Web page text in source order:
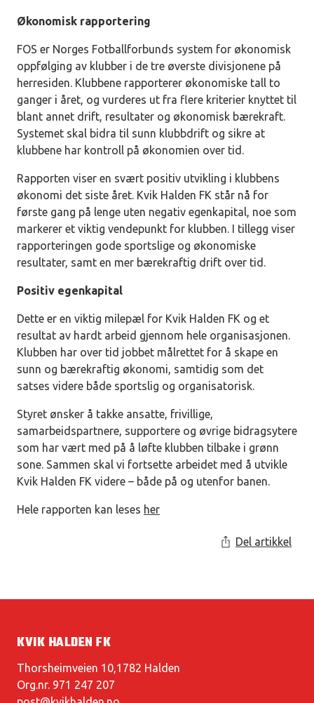
Økonomisk rapportering
FOS er Norges Fotballforbunds system for økonomisk
oppfølging av klubber i de tre øverste divisjonene på
herresiden. Klubbene rapporterer økonomiske tall to
ganger i året, og vurderes ut fra flere kriterier knyttet til
blant annet drift, resultater og økonomisk bærekraft.
Systemet skal bidra til sunn klubbdrift og sikre at
klubbene har kontroll på økonomien over tid.
Rapporten viser en svært positiv utvikling i klubbens
økonomi det siste året. Kvik Halden FK står nå for
første gang på lenge uten negativ egenkapital, noe som
markerer et viktig vendepunkt for klubben. I tillegg viser
rapporteringen gode sportslige og økonomiske
resultater, samt en mer bærekraftig drift over tid.
Positiv egenkapital
Dette er en viktig milepæl for Kvik Halden FK og et
resultat av hardt arbeid gjennom hele organisasjonen.
Klubben har over tid jobbet målrettet for å skape en
sunn og bærekraftig økonomi, samtidig som det
satses videre både sportslig og organisatorisk.
Styret ønsker å takke ansatte, frivillige,
samarbeidspartnere, supportere og øvrige bidragsytere
som har vært med på å løfte klubben tilbake i grønn
sone. Sammen skal vi fortsette arbeidet med å utvikle
Kvik Halden FK videre – både på og utenfor banen.
Hele rapporten kan leses her
Del artikkel
KVIK HALDEN FK
Thorsheimveien 10,1782 Halden
Org.nr. 971 247 207